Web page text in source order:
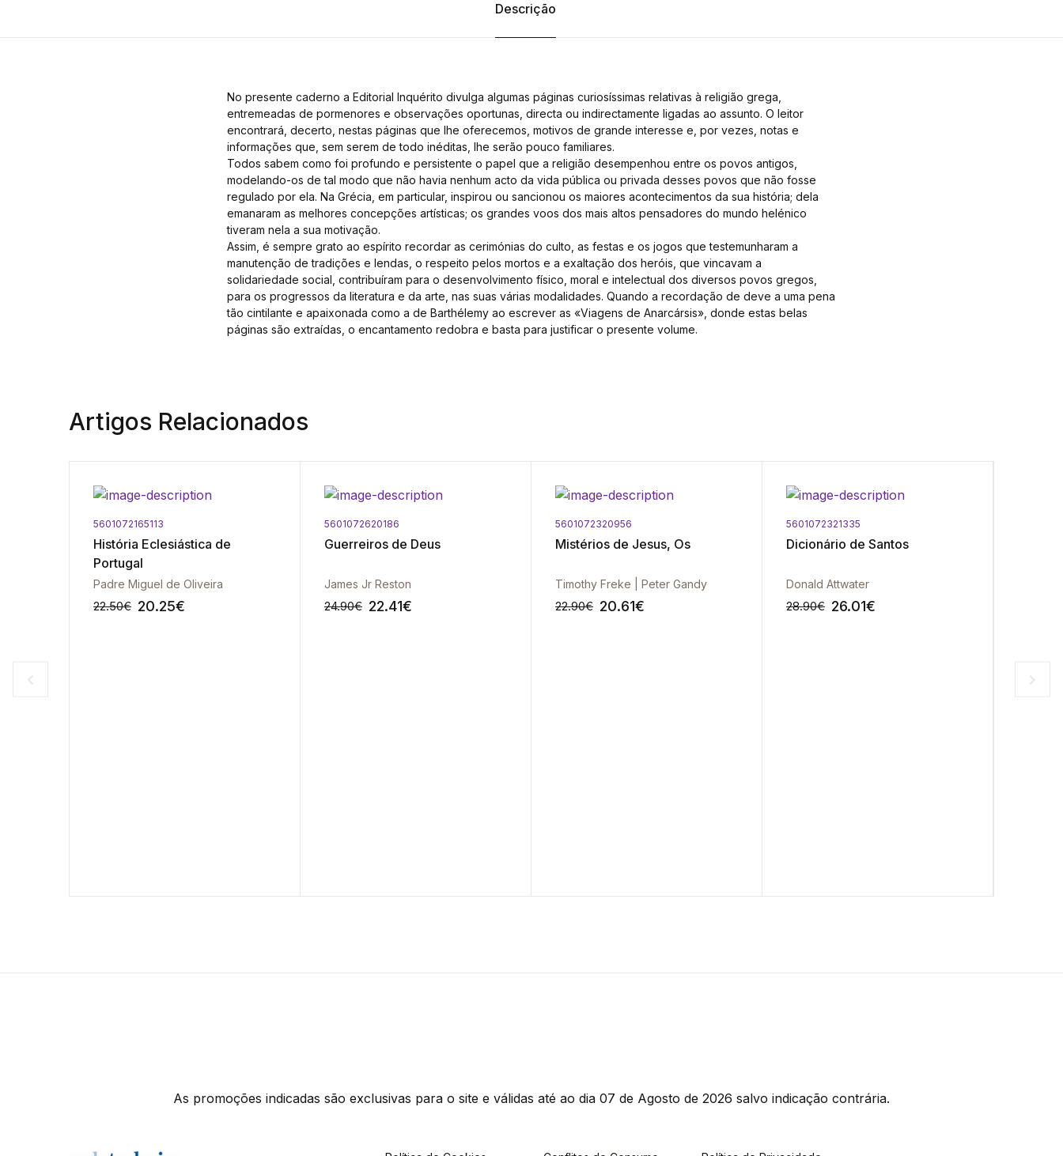
Descrição
No presente caderno a Editorial Inquérito divulga algumas páginas curiosíssimas relativas à religião grega,
entremeadas de pormenores e observações oportunas, directa ou indirectamente ligadas ao assunto. O leitor
encontrará, decerto, nestas páginas que lhe oferecemos, motivos de grande interesse e, por vezes, notas e
informações que, sem serem de todo inéditas, lhe serão pouco familiares.
Todos sabem como foi profundo e persistente o papel que a religião desempenhou entre os povos antigos,
modelando-os de tal modo que não havia nenhum acto da vida pública ou privada desses povos que não fosse
regulado por ela. Na Grécia, em particular, inspirou ou sancionou os maiores acontecimentos da sua história; dela
emanaram as melhores concepções artísticas; os grandes voos dos mais altos pensadores do mundo helénico
tiveram nela a sua motivação.
Assim, é sempre grato ao espírito recordar as cerimónias do culto, as festas e os jogos que testemunharam a
manutenção de tradições e lendas, o respeito pelos mortos e a exaltação dos heróis, que vincavam a
solidariedade social, contribuíram para o desenvolvimento físico, moral e intelectual dos diversos povos gregos,
para os progressos da literatura e da arte, nas suas várias modalidades. Quando a recordação de deve a uma pena
tão cintilante e apaixonada como a de Barthélemy ao escrever as «Viagens de Anarcársis», donde estas belas
páginas são extraídas, o encantamento redobra e basta para justificar o presente volume.
Artigos Relacionados
5601072165113
História Eclesiástica de
Portugal
Padre Miguel de Oliveira
22.50€ 20.25€
5601072620186
Guerreiros de Deus
James Jr Reston
24.90€ 22.41€
5601072320956
Mistérios de Jesus, Os
Timothy Freke | Peter Gandy
22.90€ 20.61€
5601072321335
Dicionário de Santos
Donald Attwater
28.90€ 26.01€
As promoções indicadas são exclusivas para o site e válidas até ao dia 07 de Agosto de 2026 salvo indicação contrária.